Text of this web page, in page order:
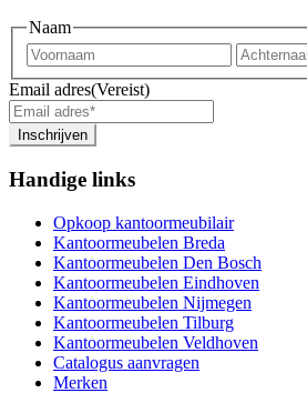
Naam
Voornaam
Email adres(Vereist)
Inschrijven
Handige links
Opkoop kantoormeubilair
Kantoormeubelen Breda
Kantoormeubelen Den Bosch
Kantoormeubelen Eindhoven
Kantoormeubelen Nijmegen
Kantoormeubelen Tilburg
Kantoormeubelen Veldhoven
Catalogus aanvragen
Merken